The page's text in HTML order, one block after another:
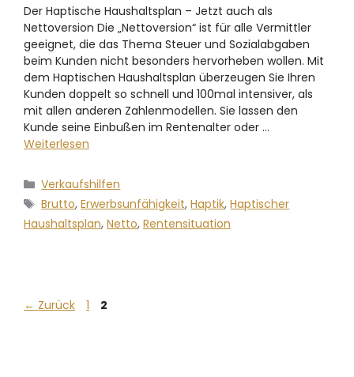
Der Haptische Haushaltsplan – Jetzt auch als
Nettoversion Die „Nettoversion“ ist für alle Vermittler
geeignet, die das Thema Steuer und Sozialabgaben
beim Kunden nicht besonders hervorheben wollen. Mit
dem Haptischen Haushaltsplan überzeugen Sie Ihren
Kunden doppelt so schnell und 100mal intensiver, als
mit allen anderen Zahlenmodellen. Sie lassen den
Kunde seine Einbußen im Rentenalter oder …
Weiterlesen
Verkaufshilfen
Brutto,Erwerbsunfähigkeit,Haptik,Haptischer
Haushaltsplan, Netto, Rentensituation
← Zurück 1 2